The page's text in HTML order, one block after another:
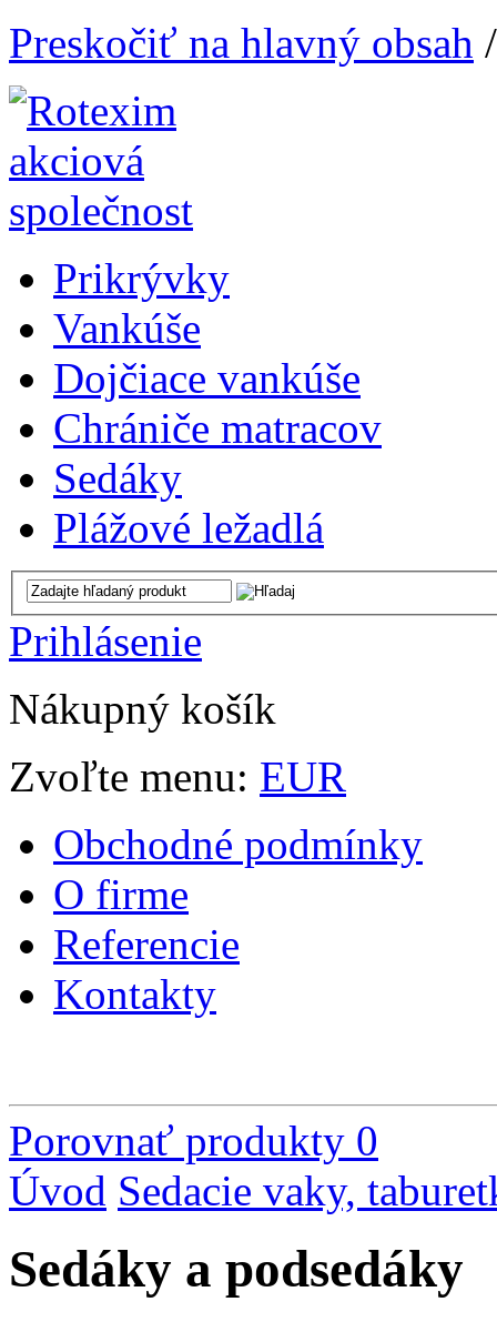
Preskočiť na hlavný obsah
Prikrývky
Vankúše
Dojčiace vankúše
Chrániče matracov
Sedáky
Plážové ležadlá
Prihlásenie
Nákupný košík
Zvoľte menu: EUR
Obchodné podmínky
O firme
Referencie
Kontakty
Porovnať produkty 0
Úvod Sedacie vaky,
Sedáky a podsedáky